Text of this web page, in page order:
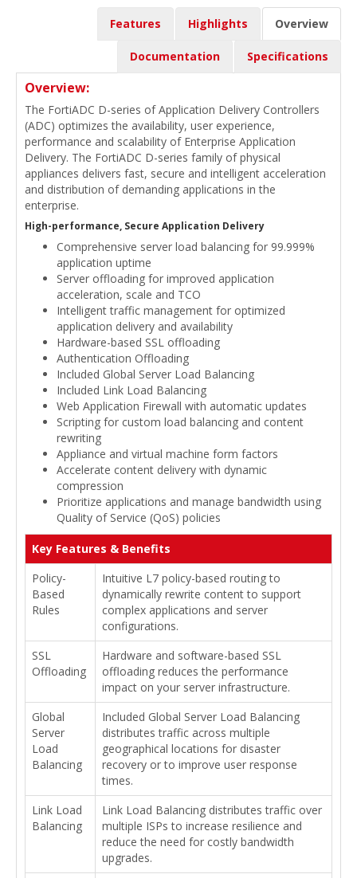
Overview
Highlights
Features
Specifications
Documentation
Overview:
The FortiADC D-series of Application Delivery Controllers
(ADC) optimizes the availability, user experience,
performance and scalability of Enterprise Application
Delivery. The FortiADC D-series family of physical
appliances delivers fast, secure and intelligent acceleration
and distribution of demanding applications in the
enterprise.
High-performance, Secure Application Delivery
Comprehensive server load balancing for 99.999%
application uptime
Server offloading for improved application
acceleration, scale and TCO
Intelligent traffic management for optimized
application delivery and availability
Hardware-based SSL offloading
Authentication Offloading
Included Global Server Load Balancing
Included Link Load Balancing
Web Application Firewall with automatic updates
Scripting for custom load balancing and content
rewriting
Appliance and virtual machine form factors
Accelerate content delivery with dynamic
compression
Prioritize applications and manage bandwidth using
Quality of Service (QoS) policies
Key Features & Benefits
Policy-
Based
Rules
Intuitive L7 policy-based routing to
dynamically rewrite content to support
complex applications and server
configurations.
SSL
Offloading
Hardware and software-based SSL
offloading reduces the performance
impact on your server infrastructure.
Global
Server
Load
Balancing
Included Global Server Load Balancing
distributes traffic across multiple
geographical locations for disaster
recovery or to improve user response
times.
Link Load
Balancing
Link Load Balancing distributes traffic over
multiple ISPs to increase resilience and
reduce the need for costly bandwidth
upgrades.